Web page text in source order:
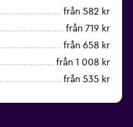
från 582 kr
från 719 kr
från 658 kr
från 1 008 kr
från 535 kr